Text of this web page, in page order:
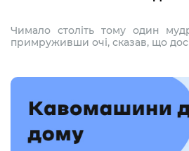
Чимало століть тому один
примруживши очі, сказав, що